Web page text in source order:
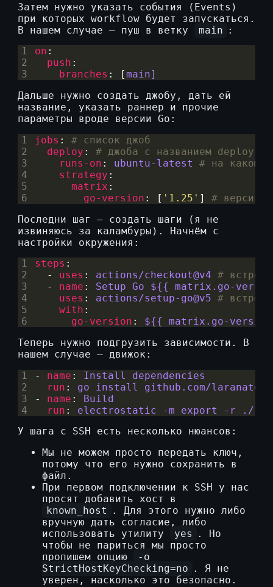
Затем нужно указать события (Events)
при которых workflow будет запускаться.
В нашем случае — пуш в ветку
main :
1
on :
2
push :
3
branches : [main]
Дальше нужно создать джобу, дать ей
название, указать раннер и прочие
параметры вроде версии Go:
1
jobs :
# список джоб
2
deploy :
# джоба с названием deploy
3
runs-on : ubuntu-latest
# на каком
4
strategy :
5
matrix :
6
go-version : [ '1.25' ]
# версия
Последни шаг — создать шаги (я не
извиняюсь за каламбуры). Начнём с
настройки окружения:
1
steps :
2
- uses : actions/checkout@v4
#
3
- name :
Setup Go ${{ matrix.go-
4
uses : actions/setup-go@v5
#
5
with :
6
go-version :
${{ matrix.go-
Теперь нужно подгрузить зависимости. В
нашем случае — движок:
1
- name :
Install dependencies
2
run :
go install github.com/
3
- name :
Build
4
run :
electrostatic -m export -r ./
У шага с SSH есть несколько нюансов:
Мы не можем просто передать ключ,
потому что его нужно сохранить в
файл.
При первом подключении к SSH у нас
просят добавить хост в
known_host
. Для этого нужно либо
вручную дать согласие, либо
использовать утилиту
yes
. Но
чтобы не париться мы просто
пропишем опцию
-o
StrictHostKeyChecking=no . Я не
уверен, насколько это безопасно.